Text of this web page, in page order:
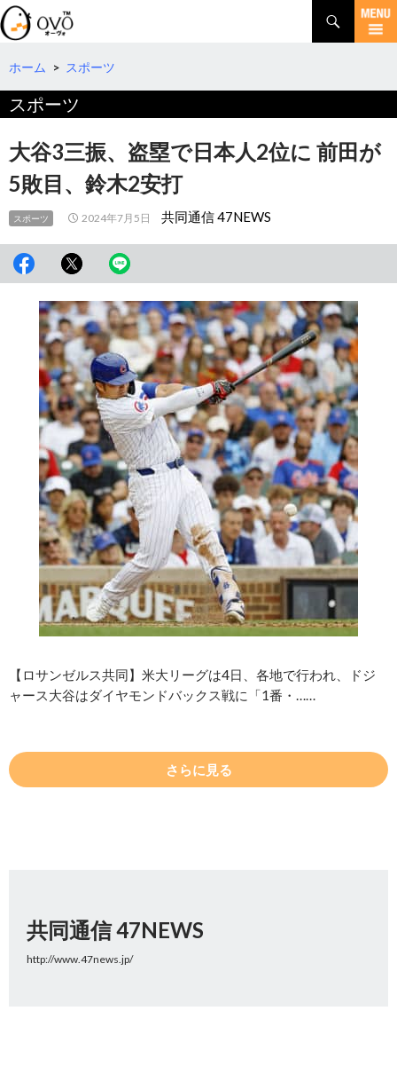
検
索
コ
テ
へ
動
ホーム > スポーツ
スポーツ
大谷3三振、盗塁で日本人2位に 前田が
5敗目、鈴木2安打
スポーツ 2024年7月5日 共同通信 47NEWS
【ロサンゼルス共同】米大リーグは4日、各地で行われ、ドジ
ャース大谷はダイヤモンドバックス戦に「1番・……
さらに見る
共同通信 47NEWS
http://www.47news.jp/